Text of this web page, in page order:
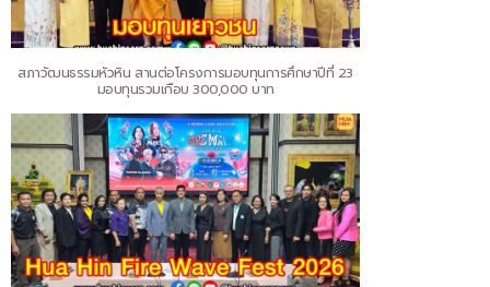
สภาวัฒนธรรมหัวหิน สานต่อโครงการมอบทุนการศึกษาปีที่ 23
มอบทุนรวมเกือบ 300,000 บาท